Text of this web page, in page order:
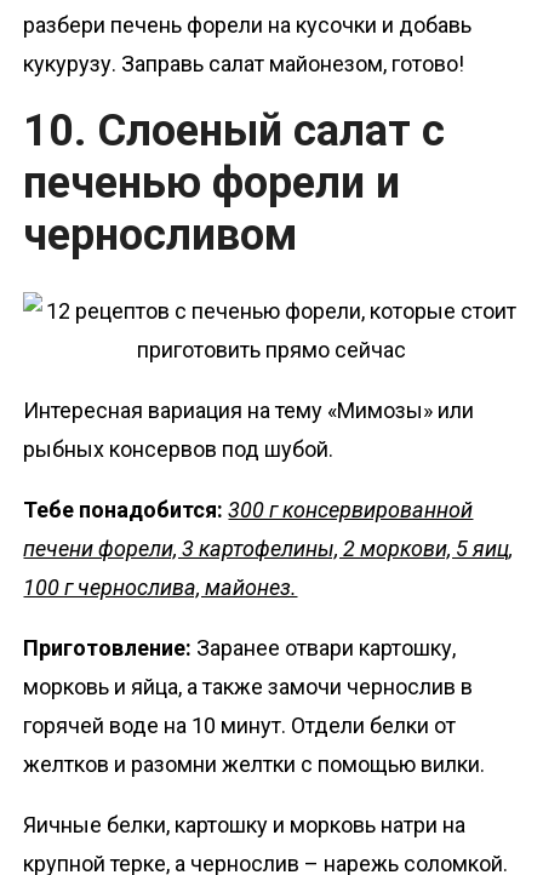
разбери печень форели на кусочки и добавь
кукурузу. Заправь салат майонезом, готово!
10. Слоеный салат с
печенью форели и
черносливом
Интересная вариация на тему «Мимозы» или
рыбных консервов под шубой.
Тебе понадобится:300 г консервированной
печени форели, 3 картофелины, 2 моркови, 5 яиц,
100 г чернослива, майонез.
Приготовление: Заранее отвари картошку,
морковь и яйца, а также замочи чернослив в
горячей воде на 10 минут. Отдели белки от
желтков и разомни желтки с помощью вилки.
Яичные белки, картошку и морковь натри на
крупной терке, а чернослив – нарежь соломкой.